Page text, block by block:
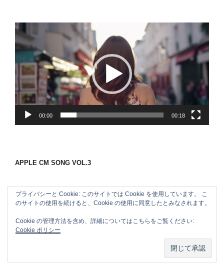
動
画
プ
レ
ー
ヤ
ー
00:00 00:18
APPLE CM SONG VOL.3
プライバシーと Cookie: このサイトでは Cookie を使用しています。 こ
のサイトの使用を続けると、Cookie の使用に同意したとみなされます。
Cookie の管理方法を含め、詳細についてはこちらをご覧ください:
Cookie ポリシー